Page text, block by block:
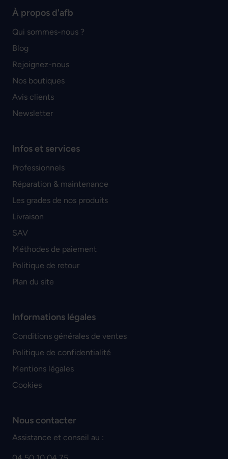
À propos d'afb
Qui sommes-nous ?
Blog
Rejoignez-nous
Nos boutiques
Avis clients
Newsletter
Infos et services
Professionnels
Réparation & maintenance
Les grades de nos produits
Livraison
SAV
Méthodes de paiement
Politique de retour
Plan du site
Informations légales
Conditions générales de ventes
Politique de confidentialité
Mentions légales
Cookies
Nous contacter
Assistance et conseil au :